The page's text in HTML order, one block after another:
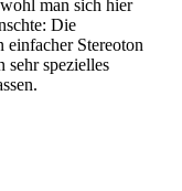
man sich hier
Die
Stereoton
spezielles